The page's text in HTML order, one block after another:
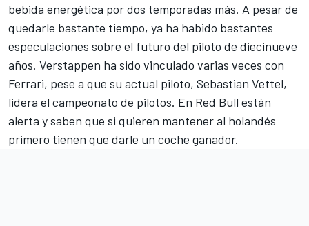
bebida energética por dos temporadas más. A pesar de
quedarle bastante tiempo, ya ha habido bastantes
especulaciones sobre el futuro del piloto de diecinueve
años. Verstappen ha sido vinculado varias veces con
Ferrari, pese a que su actual piloto, Sebastian Vettel,
lidera el campeonato de pilotos. En Red Bull están
alerta y saben que si quieren mantener al holandés
primero tienen que darle un coche ganador.